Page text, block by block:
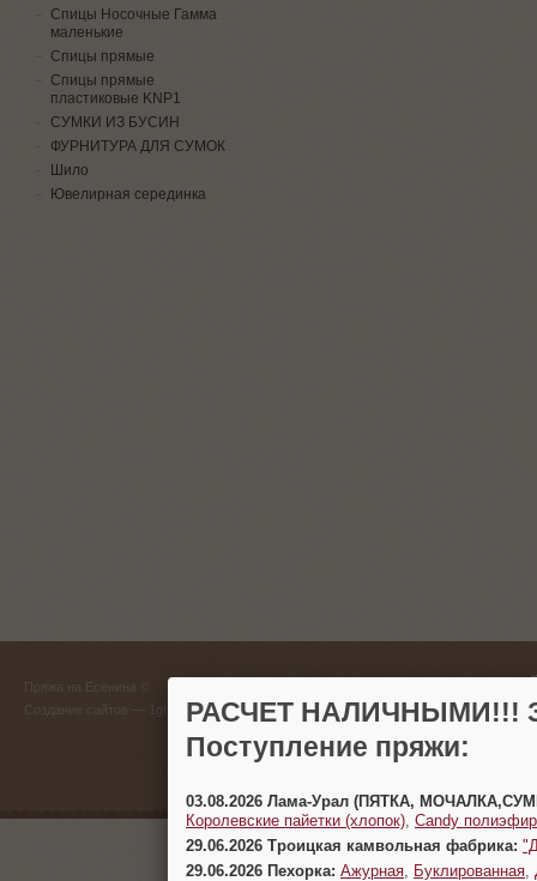
Спицы Носочные Гамма
маленькие
Спицы прямые
Спицы прямые
пластиковые KNP1
СУМКИ ИЗ БУСИН
ФУРНИТУРА ДЛЯ СУМОК
Шило
Ювелирная серединка
Пряжа на Есенина ©
Создание сайтов
(383)
г.
РАСЧЕТ НАЛИЧНЫМИ!!!
Поступление пряжи:
03.08.2026 Лама-Урал (ПЯТКА,
Королевские пайетки (хлопок) Candy
29.06.2026 Троицкая камвольная фабрика:
29.06.2026 Пехорка: Ажурная Буклированная